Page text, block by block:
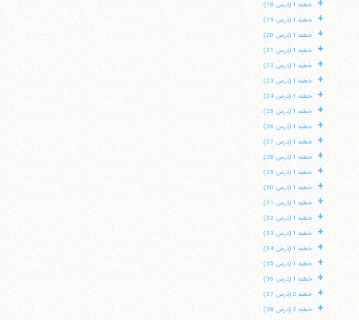
+ خطبه 1 (درس 18)
+ خطبه 1 (درس 19)
+ خطبه 1 (درس 20)
+ خطبه 1 (درس 21)
+ خطبه 1 (درس 22)
+ خطبه 1 (درس 23)
+ خطبه 1 (درس 24)
+ خطبه 1 (درس 25)
+ خطبه 1 (درس 26)
+ خطبه 1 (درس 27)
+ خطبه 1 (درس 28)
+ خطبه 1 (درس 29)
+ خطبه 1 (درس 30)
+ خطبه 1 (درس 31)
+ خطبه 1 (درس 32)
+ خطبه 1 (درس 33)
+ خطبه 1 (درس 34)
+ خطبه 1 (درس 35)
+ خطبه 1 (درس 36)
+ خطبه 2 (درس 37)
+ خطبه 2 (درس 38)